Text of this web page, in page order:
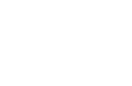
si ujsť žiadnu